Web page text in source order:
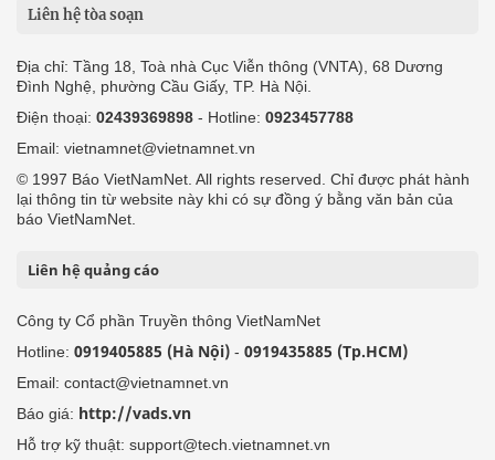
Liên hệ tòa soạn
Địa chỉ: Tầng 18, Toà nhà Cục Viễn thông (VNTA), 68 Dương
Đình Nghệ, phường Cầu Giấy, TP. Hà Nội.
Điện thoại: 02439369898 - Hotline: 0923457788
Email: vietnamnet@vietnamnet.vn
© 1997 Báo VietNamNet. All rights reserved. Chỉ được phát hành
lại thông tin từ website này khi có sự đồng ý bằng văn bản của
báo VietNamNet.
Liên hệ quảng cáo
Công ty Cổ phần Truyền thông VietNamNet
Hotline: 0919405885 (Hà Nội) - 0919435885 (Tp.HCM)
Email: contact@vietnamnet.vn
Báo giá: http://vads.vn
Hỗ trợ kỹ thuật: support@tech.vietnamnet.vn